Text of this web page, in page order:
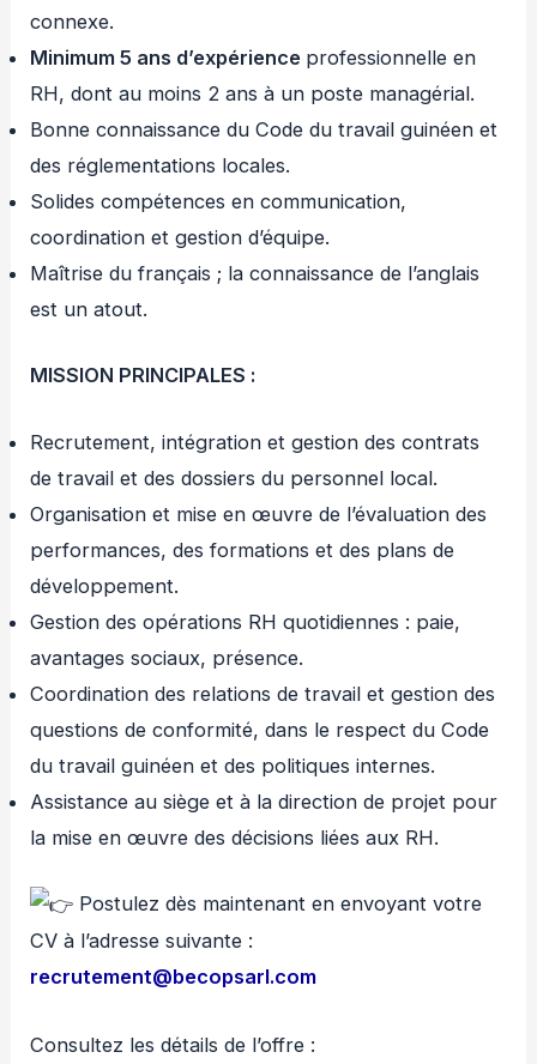
connexe.
Minimum 5 ans d’expérience professionnelle en
RH, dont au moins 2 ans à un poste managérial.
Bonne connaissance du Code du travail guinéen et
des réglementations locales.
Solides compétences en communication,
coordination et gestion d’équipe.
Maîtrise du français ; la connaissance de l’anglais
est un atout.
MISSION PRINCIPALES :
Recrutement, intégration et gestion des contrats
de travail et des dossiers du personnel local.
Organisation et mise en œuvre de l’évaluation des
performances, des formations et des plans de
développement.
Gestion des opérations RH quotidiennes : paie,
avantages sociaux, présence.
Coordination des relations de travail et gestion des
questions de conformité, dans le respect du Code
du travail guinéen et des politiques internes.
Assistance au siège et à la direction de projet pour
la mise en œuvre des décisions liées aux RH.
Postulez dès maintenant en envoyant votre
CV à l’adresse suivante :
recrutement@becopsarl.com
Consultez les détails de l’offre :